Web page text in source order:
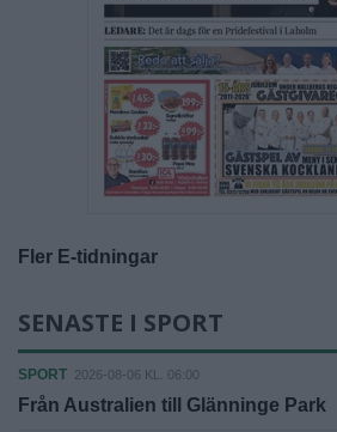
Fler E-tidningar
SENASTE I SPORT
SPORT 2026-08-06 KL. 06:00
Från Australien till Glänninge Park